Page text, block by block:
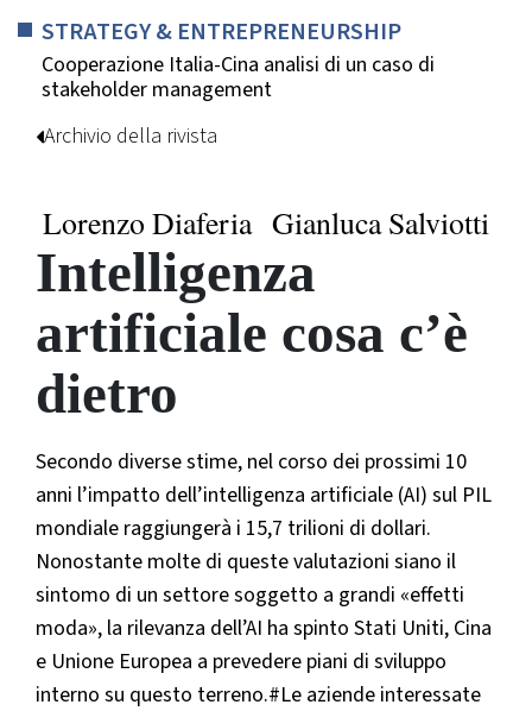
STRATEGY & ENTREPRENEURSHIP
Cooperazione Italia-Cina analisi di un caso di
stakeholder management
Archivio della rivista
Lorenzo Diaferia Gianluca Salviotti
Intelligenza
artificiale cosa c’è
dietro
Secondo diverse stime, nel corso dei prossimi 10
anni l’impatto dell’intelligenza artificiale (AI) sul PIL
mondiale raggiungerà i 15,7 trilioni di dollari.
Nonostante molte di queste valutazioni siano il
sintomo di un settore soggetto a grandi «effetti
moda», la rilevanza dell’AI ha spinto Stati Uniti, Cina
e Unione Europea a prevedere piani di sviluppo
interno su questo terreno.#Le aziende interessate